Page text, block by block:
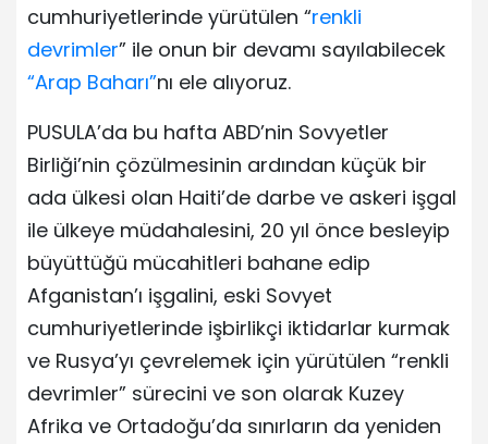
cumhuriyetlerinde yürütülen “renkli
devrimler” ile onun bir devamı sayılabilecek
“Arap Baharı”nı ele alıyoruz.
PUSULA’da bu hafta ABD’nin Sovyetler
Birliği’nin çözülmesinin ardından küçük bir
ada ülkesi olan Haiti’de darbe ve askeri işgal
ile ülkeye müdahalesini, 20 yıl önce besleyip
büyüttüğü mücahitleri bahane edip
Afganistan’ı işgalini, eski Sovyet
cumhuriyetlerinde işbirlikçi iktidarlar kurmak
ve Rusya’yı çevrelemek için yürütülen “renkli
devrimler” sürecini ve son olarak Kuzey
Afrika ve Ortadoğu’da sınırların da yeniden